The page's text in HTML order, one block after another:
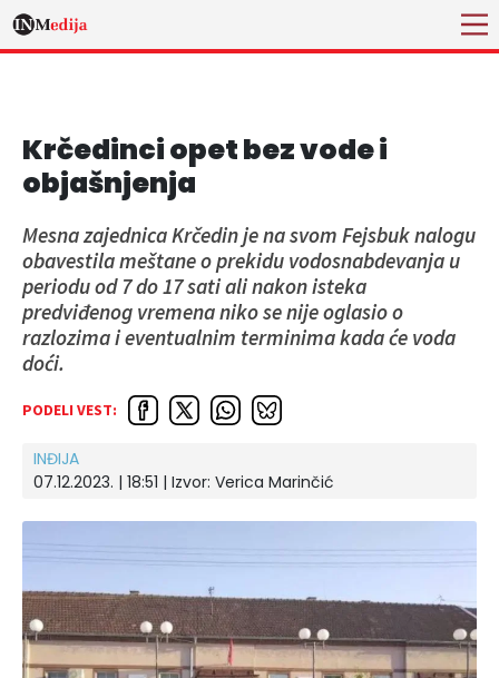
Krčedinci opet bez vode i
objašnjenja
Mesna zajednica Krčedin je na svom Fejsbuk nalogu
obavestila meštane o prekidu vodosnabdevanja u
periodu od 7 do 17 sati ali nakon isteka
predviđenog vremena niko se nije oglasio o
razlozima i eventualnim terminima kada će voda
doći.
PODELI VEST:
INĐIJA
07.12.2023. | 18:51 | Izvor: Verica Marinčić